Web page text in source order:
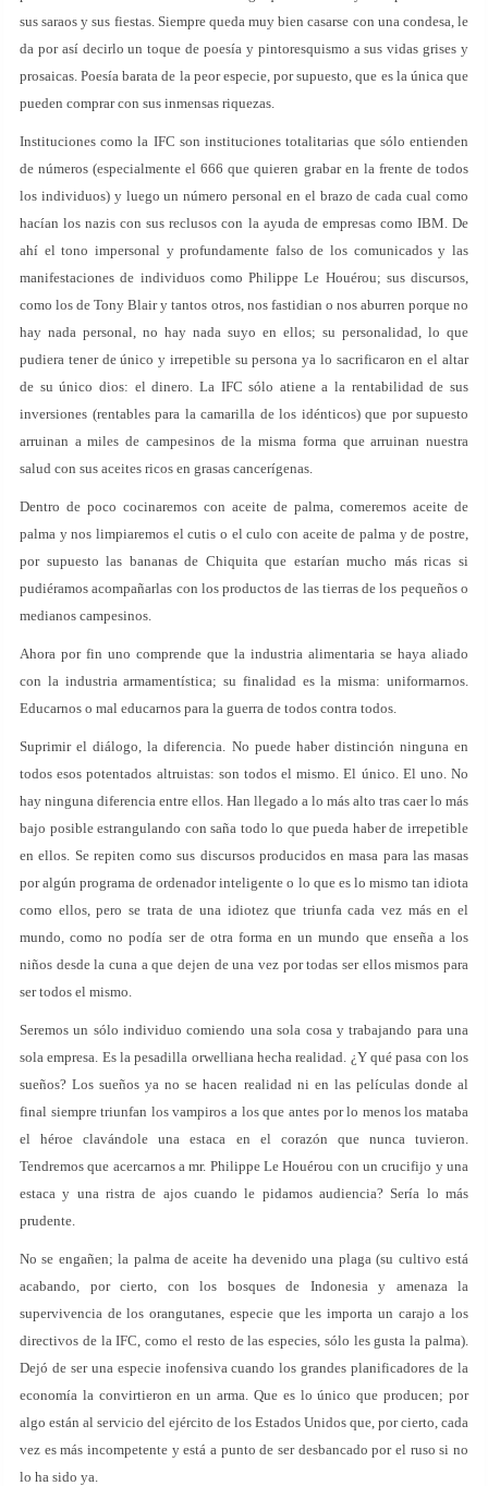
sus saraos y sus fiestas. Siempre queda muy bien casarse con una condesa, le
da por así decirlo un toque de poesía y pintoresquismo a sus vidas grises y
prosaicas. Poesía barata de la peor especie, por supuesto, que es la única que
pueden comprar con sus inmensas riquezas.
Instituciones como la IFC son instituciones totalitarias que sólo entienden
de números (especialmente el 666 que quieren grabar en la frente de todos
los individuos) y luego un número personal en el brazo de cada cual como
hacían los nazis con sus reclusos con la ayuda de empresas como IBM. De
ahí el tono impersonal y profundamente falso de los comunicados y las
manifestaciones de individuos como Philippe Le Houérou; sus discursos,
como los de Tony Blair y tantos otros, nos fastidian o nos aburren porque no
hay nada personal, no hay nada suyo en ellos; su personalidad, lo que
pudiera tener de único y irrepetible su persona ya lo sacrificaron en el altar
de su único dios: el dinero. La IFC sólo atiene a la rentabilidad de sus
inversiones (rentables para la camarilla de los idénticos) que por supuesto
arruinan a miles de campesinos de la misma forma que arruinan nuestra
salud con sus aceites ricos en grasas cancerígenas.
Dentro de poco cocinaremos con aceite de palma, comeremos aceite de
palma y nos limpiaremos el cutis o el culo con aceite de palma y de postre,
por supuesto las bananas de Chiquita que estarían mucho más ricas si
pudiéramos acompañarlas con los productos de las tierras de los pequeños o
medianos campesinos.
Ahora por fin uno comprende que la industria alimentaria se haya aliado
con la industria armamentística; su finalidad es la misma: uniformarnos.
Educarnos o mal educarnos para la guerra de todos contra todos.
Suprimir el diálogo, la diferencia. No puede haber distinción ninguna en
todos esos potentados altruistas: son todos el mismo. El único. El uno. No
hay ninguna diferencia entre ellos. Han llegado a lo más alto tras caer lo más
bajo posible estrangulando con saña todo lo que pueda haber de irrepetible
en ellos. Se repiten como sus discursos producidos en masa para las masas
por algún programa de ordenador inteligente o lo que es lo mismo tan idiota
como ellos, pero se trata de una idiotez que triunfa cada vez más en el
mundo, como no podía ser de otra forma en un mundo que enseña a los
niños desde la cuna a que dejen de una vez por todas ser ellos mismos para
ser todos el mismo.
Seremos un sólo individuo comiendo una sola cosa y trabajando para una
sola empresa. Es la pesadilla orwelliana hecha realidad. ¿Y qué pasa con los
sueños? Los sueños ya no se hacen realidad ni en las películas donde al
final siempre triunfan los vampiros a los que antes por lo menos los mataba
el héroe clavándole una estaca en el corazón que nunca tuvieron.
Tendremos que acercarnos a mr. Philippe Le Houérou con un crucifijo y una
estaca y una ristra de ajos cuando le pidamos audiencia? Sería lo más
prudente.
No se engañen; la palma de aceite ha devenido una plaga (su cultivo está
acabando, por cierto, con los bosques de Indonesia y amenaza la
supervivencia de los orangutanes, especie que les importa un carajo a los
directivos de la IFC, como el resto de las especies, sólo les gusta la palma).
Dejó de ser una especie inofensiva cuando los grandes planificadores de la
economía la convirtieron en un arma. Que es lo único que producen; por
algo están al servicio del ejército de los Estados Unidos que, por cierto, cada
vez es más incompetente y está a punto de ser desbancado por el ruso si no
lo ha sido ya.